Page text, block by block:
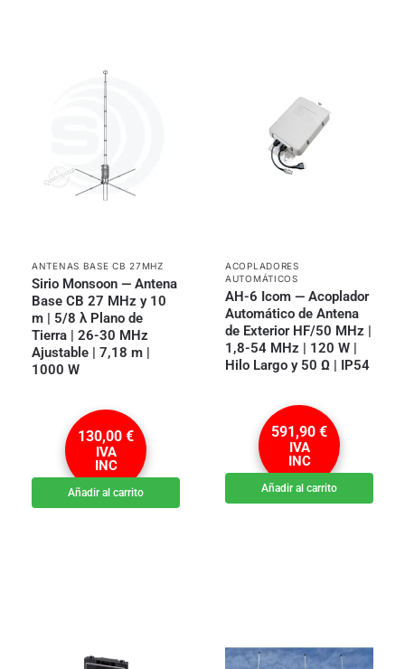
ANTENAS BASE CB 27MHZ
Sirio Monsoon — Antena
Base CB 27 MHz y 10
m | 5/8 λ Plano de
Tierra | 26-30 MHz
Ajustable | 7,18 m |
1000 W
130,00 €
IVA
INC
Añadir al carrito
ACOPLADORES
AUTOMÁTICOS
AH-6 Icom — Acoplador
Automático de Antena
de Exterior HF/50 MHz |
1,8-54 MHz | 120 W |
Hilo Largo y 50 Ω | IP54
591,90 €
IVA
INC
Añadir al carrito